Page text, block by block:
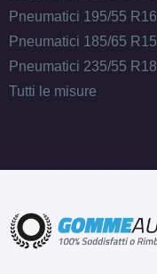
Pneumatici 195/55 R16
Pneumatici 185/65 R15
Pneumatici 235/55 R18
Tutti le misure